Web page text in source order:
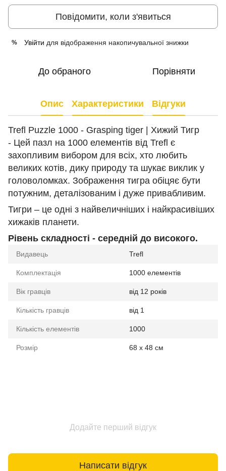
Повідомити, коли з'явиться
% Увійти для відображення накопичувальної знижки
До обраного Порівняти
Опис Характеристики Відгуки
Trefl Puzzle 1000 - Grasping tiger | Хижий Тигр
- Цей пазл на 1000 елементів від Trefl є
захопливим вибором для всіх, хто любить
великих котів, дику природу та шукає виклик у
головоломках. Зображення тигра обіцяє бути
потужним, деталізованим і дуже привабливим.
Тигри – це одні з найвеличніших і найкрасивіших
хижаків планети.
Рівень складності - середній до високого.
Видавець Trefl
Комплектація 1000 елементів
Вік гравців від 12 років
Кількість гравців від 1
Кількість елементів 1000
Розмір 68 x 48 см
Додайте перший відгук
Написати відгук